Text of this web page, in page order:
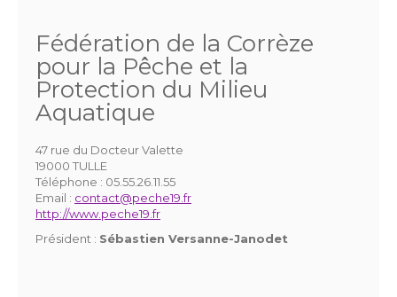
Fédération de la Corrèze
pour la Pêche et la
Protection du Milieu
Aquatique
47 rue du Docteur Valette
19000 TULLE
Téléphone : 05.55.26.11.55
Email : contact@peche19.fr
http://www.peche19.fr
Président : Sébastien Versanne-Janodet